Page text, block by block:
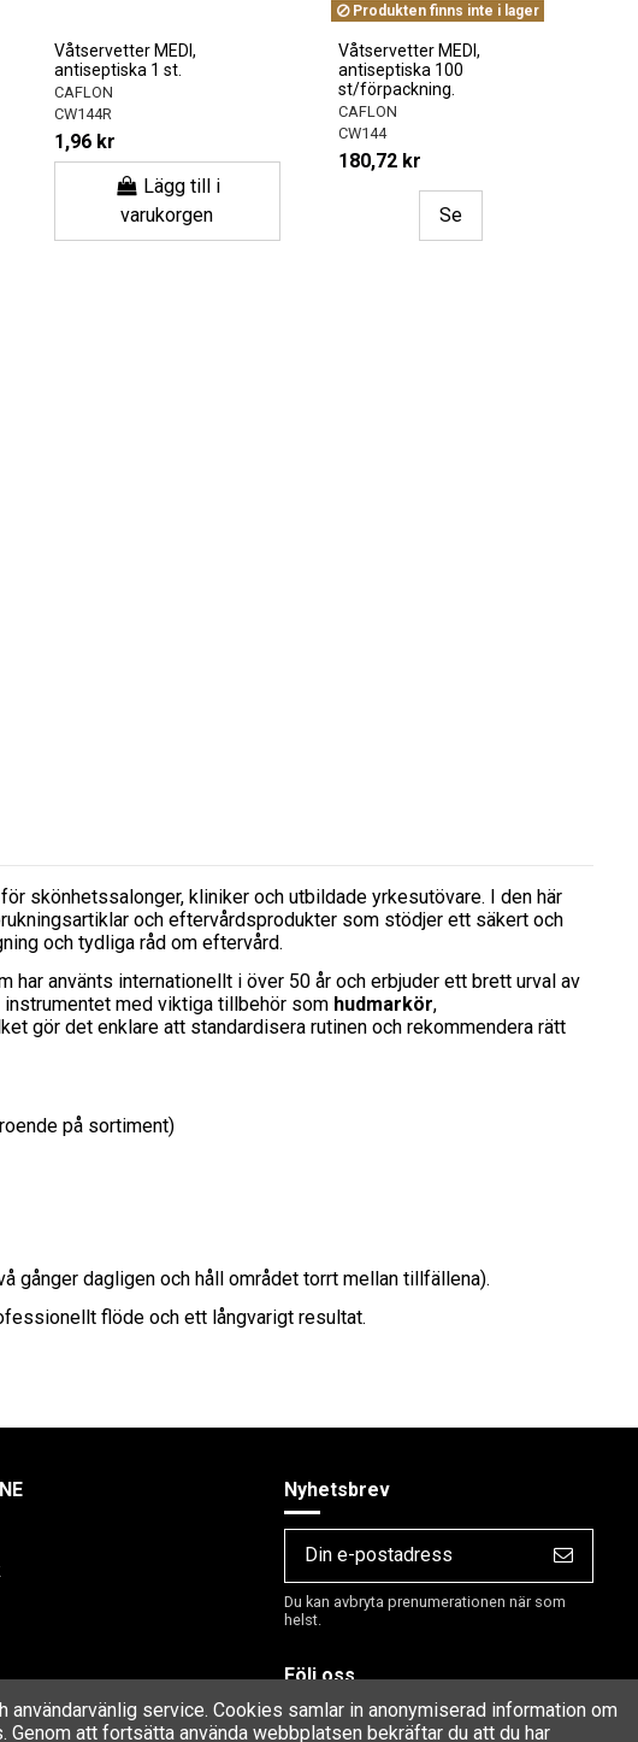
Våtservetter MEDI,
antiseptiska 1 st.
CAFLON
CW144R
1,96 kr
Lägg till i
varukorgen
Produkten finns inte i lager
Våtservetter MEDI,
antiseptiska 100
st/förpackning.
CAFLON
CW144
180,72 kr
Se
för skönhetssalonger, kliniker och utbildade yrkesutövare. I den här
och eftervårdsprodukter som stödjer ett säkert och
och tydliga råd om eftervård.
har använts internationellt i över 50 år och erbjuder ett brett urval av
med viktiga tillbehör som hudmarkör,
gör det enklare att standardisera rutinen och rekommendera rätt
på sortiment)
gånger dagligen och håll området torrt mellan tillfällena).
flöde och ett långvarigt resultat.
Nyhetsbrev
Du kan avbryta prenumerationen när som
helst.
Följ oss
service. Cookies samlar in anonymiserad information om
att fortsätta använda webbplatsen bekräftar du att du har